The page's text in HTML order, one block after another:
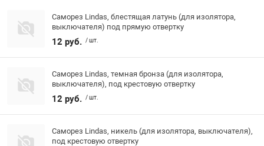
Саморез Lindas, блестящая латунь (для изолятора,
выключателя) под прямую отвертку
12 руб. / шт.
Саморез Lindas, темная бронза (для изолятора,
выключателя), под крестовую отвертку
12 руб. / шт.
Саморез Lindas, никель (для изолятора, выключателя),
под крестовую отвертку